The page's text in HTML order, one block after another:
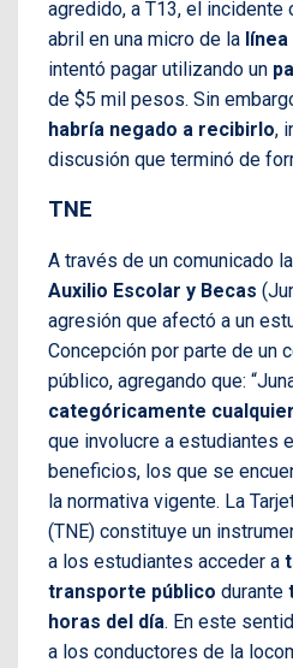
agredido, a T13, el
abril en una micro de la
intentó pagar utilizando un
de $5 mil pesos. Sin
habría negado a recibirlo,
discusión que terminó de
TNE
A través de un comunicado la
Auxilio Escolar y Becas
agresión que afectó a un
Concepción por parte de un
público, agregando que:
categóricamente
que involucre a estudiantes
beneficios, los que se
la normativa vigente. La
(TNE) constituye un
a los estudiantes acceder a
transporte público durante
horas del día. En este
a los conductores de la